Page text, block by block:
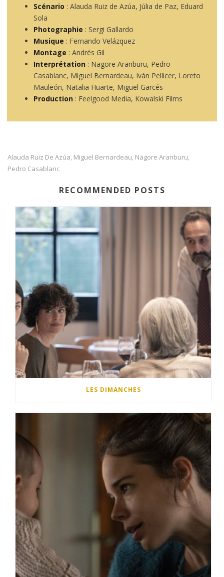
Scénario : Alauda Ruiz de Azúa, Júlia de Paz, Eduard
Sola
Photographie : Sergi Gallardo
Musique : Fernando Velázquez
Montage : Andrés Gil
Interprétation: Nagore Aranburu, Pedro
Casablanc, Miguel Bernardeau, Iván Pellicer, Loreto
Mauleón, Natalia Huarte, Miguel Garcés
Production: Feelgood Media, Kowalski Films
Alauda Ruiz De Azúa, Miguel Bernardeau, Nagore Aranburu,
Pedro Casablanc
RECOMMENDED POSTS
LES DIMANCHES